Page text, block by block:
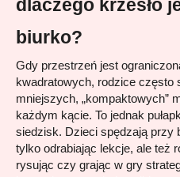
dlaczego krzesło
biurko?
Gdy przestrzeń jest
kwadratowych, rodzice często
mniejszych, „kompaktowych”
każdym kącie. To jednak
siedzisk. Dzieci spędzają przy
tylko odrabiając lekcje, ale też
rysując czy grając w gry